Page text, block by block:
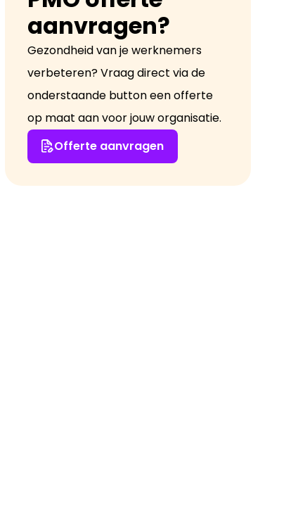
aanvragen?
Gezondheid van je werknemers
verbeteren? Vraag direct via de
onderstaande button een offerte
op maat aan voor jouw organisatie.
Offerte aanvragen